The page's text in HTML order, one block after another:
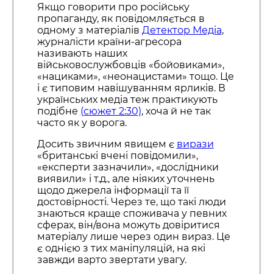
Якщо говорити про російську
пропаганду, як повідомляється в
одному з матеріалів Детектор Медіа,
журналісти країни-агресора
називають наших
військовослужбовців «бойовиками»,
«нациками», «неонацистами» тощо. Це
і є типовим навішуванням ярликів. В
українських медіа теж практикують
подібне (сюжет 2:30), хоча й не так
часто як у ворога.
Досить звичним явищем є вирази
«британські вчені повідомили»,
«експерти зазначили», «дослідники
виявили» і т.д., але ніяких уточнень
щодо джерела інформації та її
достовірності. Через те, що такі люди
знаються краще споживача у певних
сферах, він/вона можуть довіритися
матеріалу лише через один вираз. Це
є однією з тих маніпуляцій, на які
завжди варто звертати увагу.